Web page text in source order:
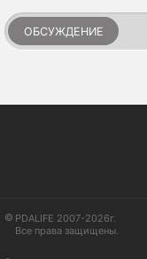
ОБСУЖДЕНИЕ
PDALIFE 2007-2026г.
Все права защищены.